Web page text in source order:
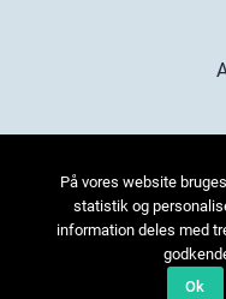
På vores website
statistik og
information deles med
Ok